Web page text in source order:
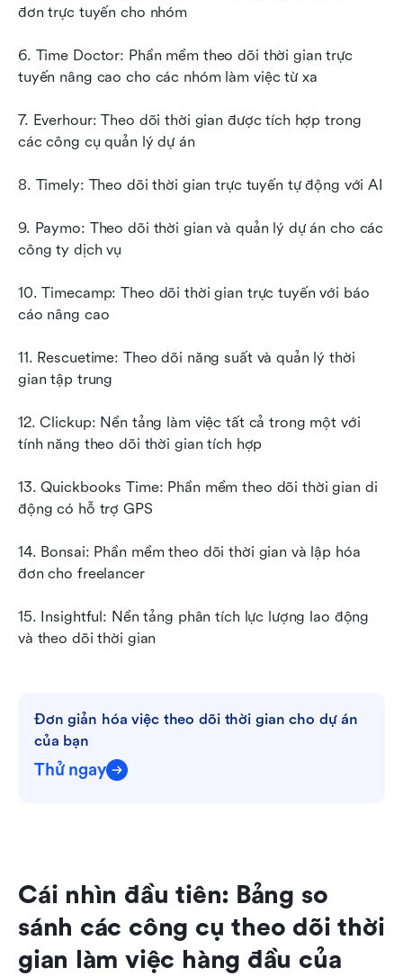
đơn trực tuyến cho nhóm
6. Time Doctor: Phần mềm theo dõi thời gian trực
tuyến nâng cao cho các nhóm làm việc từ xa
7. Everhour: Theo dõi thời gian được tích hợp trong
các công cụ quản lý dự án
8. Timely: Theo dõi thời gian trực tuyến tự động với AI
9. Paymo: Theo dõi thời gian và quản lý dự án cho các
công ty dịch vụ
10. Timecamp: Theo dõi thời gian trực tuyến với báo
cáo nâng cao
11. Rescuetime: Theo dõi năng suất và quản lý thời
gian tập trung
12. Clickup: Nền tảng làm việc tất cả trong một với
tính năng theo dõi thời gian tích hợp
13. Quickbooks Time: Phần mềm theo dõi thời gian di
động có hỗ trợ GPS
14. Bonsai: Phần mềm theo dõi thời gian và lập hóa
đơn cho freelancer
15. Insightful: Nền tảng phân tích lực lượng lao động
và theo dõi thời gian
Đơn giản hóa việc theo dõi thời gian cho dự án
của bạn
Thử ngay
Cái nhìn đầu tiên: Bảng so
sánh các công cụ theo dõi thời
gian làm việc hàng đầu của